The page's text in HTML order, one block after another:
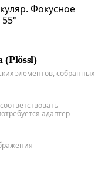
Фокусное
(Plössl)
элементов, собранных
адаптер-